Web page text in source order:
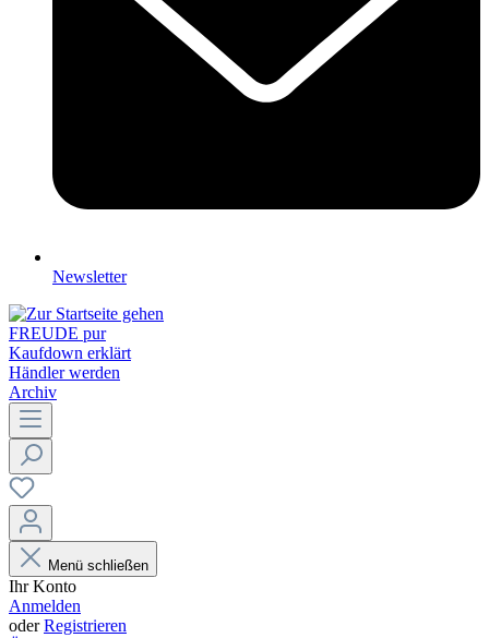
Newsletter
FREUDE pur
Kaufdown erklärt
Händler werden
Archiv
Menü schließen
Ihr Konto
Anmelden
oderRegistrieren